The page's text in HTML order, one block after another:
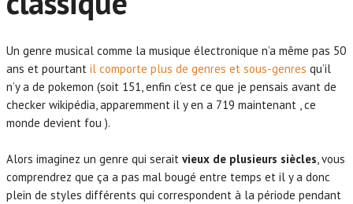
Un genre musical comme la musique électronique n’a même pas 50
ans et pourtant il comporte plus de genres et sous-genres qu’il
n’y a de pokemon (soit 151, enfin c’est ce que je pensais avant de
checker wikipédia, apparemment il y en a 719 maintenant , ce
monde devient fou ).
Alors imaginez un genre qui serait vieux de plusieurs siècles, vous
comprendrez que ça a pas mal bougé entre temps et il y a donc
plein de styles différents qui correspondent à la période pendant